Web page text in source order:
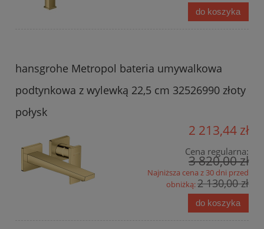
do koszyka
hansgrohe Metropol bateria umywalkowa
podtynkowa z wylewką 22,5 cm 32526990 złoty
połysk
2 213,44 zł
Cena regularna:
3 820,00 zł
Najniższa cena z 30 dni przed
obniżką:2 130,00 zł
do koszyka